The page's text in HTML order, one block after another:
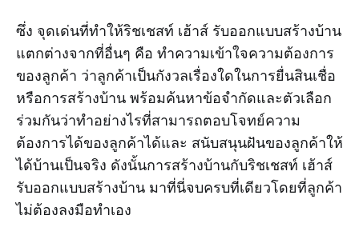
ซึ่ง จุดเด่นที่ทำให้ริชเชสท์ เฮ้าส์ รับออกแบบสร้างบ้าน
แตกต่างจากที่อื่นๆ คือ ทำความเข้าใจความต้องการ
ของลูกค้า ว่าลูกค้าเป็นกังวลเรื่องใดในการยื่นสินเชื่อ
หรือการสร้างบ้าน พร้อมค้นหาข้อจำกัดและตัวเลือก
ร่วมกันว่าทำอย่างไรที่สามารถตอบโจทย์ความ
ต้องการได้ของลูกค้าได้และ สนับสนุนฝันของลูกค้าให้
ได้บ้านเป็นจริง ดังนั้นการสร้างบ้านกับริชเชสท์ เฮ้าส์
รับออกแบบสร้างบ้าน มาที่นี่จบครบที่เดียวโดยที่ลูกค้า
ไม่ต้องลงมือทำเอง